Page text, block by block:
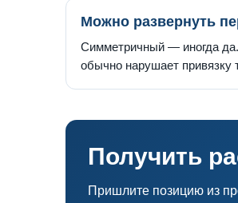
Можно развернуть
Симметричный — иногда
обычно нарушает привязку
Получить
Пришлите позицию из